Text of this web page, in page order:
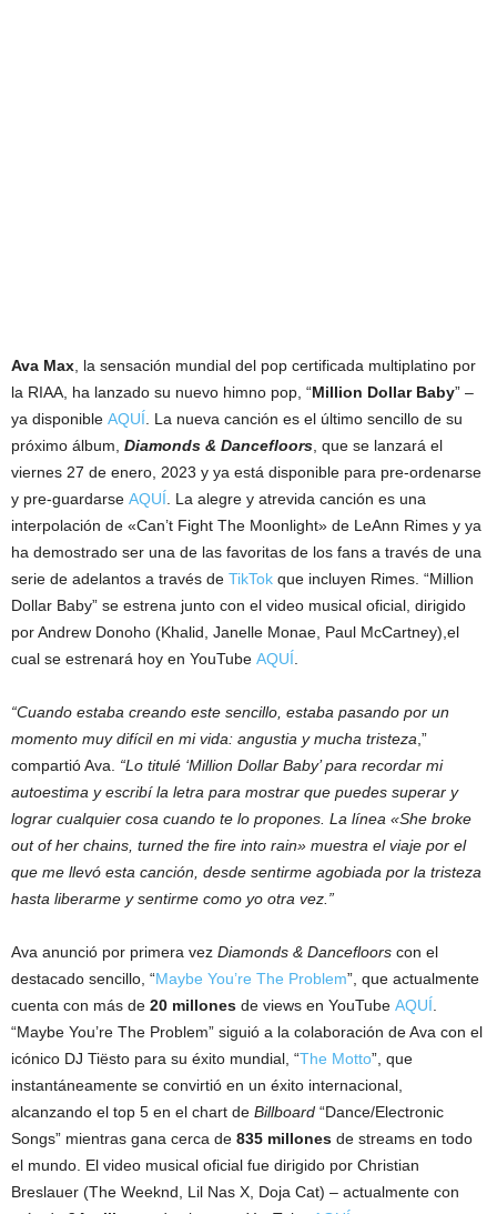
Ava Max , la sensación mundial del pop certificada multiplatino por
la RIAA, ha lanzado su nuevo himno pop, “Million Dollar Baby” –
ya disponible AQUÍ . La nueva canción es el último sencillo de su
próximo álbum, Diamonds & Dancefloors , que se lanzará el
viernes 27 de enero, 2023 y ya está disponible para pre-ordenarse
y pre-guardarse AQUÍ . La alegre y atrevida canción es una
interpolación de «Can’t Fight The Moonlight» de LeAnn Rimes y ya
ha demostrado ser una de las favoritas de los fans a través de una
serie de adelantos a través de TikTok que incluyen Rimes. “Million
Dollar Baby” se estrena junto con el video musical oficial, dirigido
por Andrew Donoho (Khalid, Janelle Monae, Paul McCartney),el
cual se estrenará hoy en YouTube AQUÍ
“Cuando estaba creando este sencillo, estaba pasando por un
momento muy difícil en mi vida: angustia y mucha tristeza ,”
compartió Ava.
“Lo titulé ‘Million Dollar Baby’ para recordar mi
autoestima y escribí la letra para mostrar que puedes superar y
lograr cualquier cosa cuando te lo propones. La línea «She broke
out of her chains, turned the fire into rain» muestra el viaje por el
que me llevó esta canción, desde sentirme agobiada por la tristeza
hasta liberarme y sentirme como yo otra vez.”
Ava anunció por primera vez Diamonds & Dancefloors con el
destacado sencillo, “Maybe You’re The Problem”, que actualmente
cuenta con más de 20 millones de views en YouTube AQUÍ
“Maybe You’re The Problem” siguió a la colaboración de Ava con el
icónico DJ Tiësto para su éxito mundial, “The Motto”, que
instantáneamente se convirtió en un éxito internacional,
alcanzando el top 5 en el chart de Billboard “Dance/Electronic
Songs” mientras gana cerca de 835 millones de streams en todo
el mundo. El video musical oficial fue dirigido por Christian
Breslauer (The Weeknd, Lil Nas X, Doja Cat) – actualmente con